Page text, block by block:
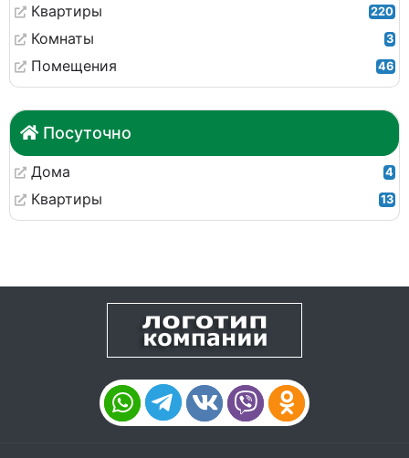
Квартиры 220
Комнаты 3
Помещения 46
Посуточно
Дома 4
Квартиры 13